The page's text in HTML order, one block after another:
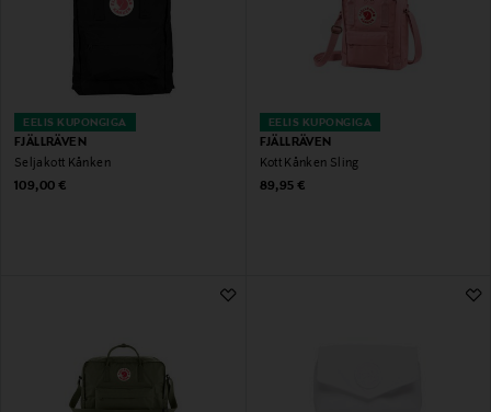
EELIS KUPONGIGA
FJÄLLRÄVEN
Seljakott Kånken
Original Price
109,00 €
EELIS KUPONGIGA
FJÄLLRÄVEN
Kott Kånken Sling
Original Price
89,95 €